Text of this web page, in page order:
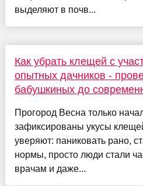
выделяют в почв...
Как убрать клещей с
опытных дачников -
бабушкиных до
Прогород Весна только
зафиксированы укусы
уверяют: паниковать рано,
нормы, просто люди стали
врачам и даже...